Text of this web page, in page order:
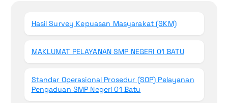
Hasil Survey Kepuasan Masyarakat (SKM)
MAKLUMAT PELAYANAN SMP NEGERI 01 BATU
Standar Operasional Prosedur (SOP) Pelayanan
Pengaduan SMP Negeri 01 Batu